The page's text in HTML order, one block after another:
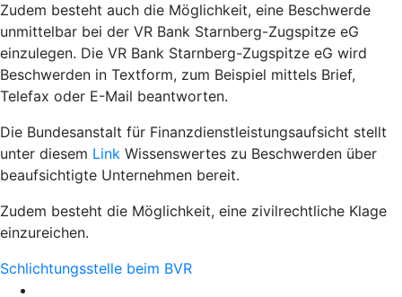
Zudem besteht auch die Möglichkeit, eine Beschwerde
unmittelbar bei der VR Bank Starnberg-Zugspitze eG
einzulegen. Die VR Bank Starnberg-Zugspitze eG wird
Beschwerden in Textform, zum Beispiel mittels Brief,
Telefax oder E-Mail beantworten.
Die Bundesanstalt für Finanzdienstleistungsaufsicht stellt
unter diesem Link Wissenswertes zu Beschwerden über
beaufsichtigte Unternehmen bereit.
Zudem besteht die Möglichkeit, eine zivilrechtliche Klage
einzureichen.
Schlichtungsstelle beim BVR